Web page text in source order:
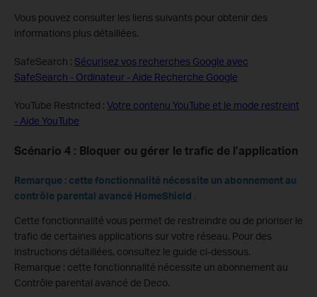
Vous pouvez consulter les liens suivants pour obtenir des
informations plus détaillées.
SafeSearch : Sécurisez vos recherches Google avec
SafeSearch - Ordinateur - Aide Recherche Google
YouTube Restricted : Votre contenu YouTube et le mode restreint
- Aide YouTube
Scénario 4 : Bloquer ou gérer le trafic de l’application
Remarque : cette fonctionnalité nécessite un abonnement au
contrôle parental avancé HomeShield .
Cette fonctionnalité vous permet de restreindre ou de prioriser le
trafic de certaines applications sur votre réseau. Pour des
instructions détaillées, consultez le guide ci-dessous.
Remarque : cette fonctionnalité nécessite un abonnement au
Contrôle parental avancé de Deco.